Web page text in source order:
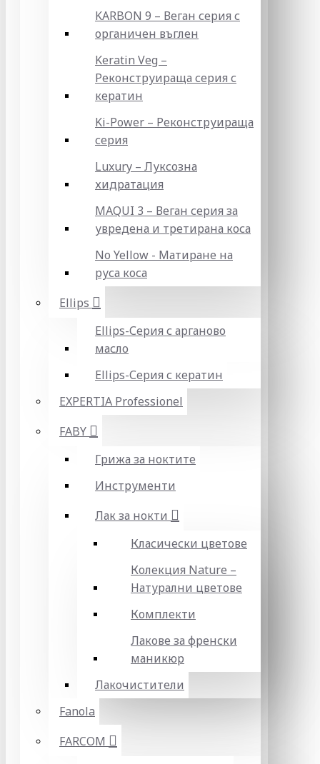
KARBON 9 – Веган серия с
органичен въглен
Keratin Veg –
Реконструираща серия с
кератин
Ki-Power – Реконструираща
серия
Luxury – Луксозна
хидратация
MAQUI 3 – Веган серия за
увредена и третирана коса
No Yellow - Матиране на
руса коса
Ellips
Ellips-Серия с арганово
масло
Ellips-Серия с кератин
EXPERTIA Professionel
FABY
Грижа за ноктите
Инструменти
Лак за нокти
Класически цветове
Колекция Nature –
Натурални цветове
Комплекти
Лакове за френски
маникюр
Лакочистители
Fanola
FARCOM